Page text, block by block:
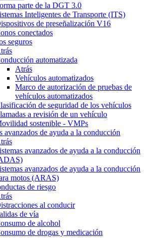
parte de la DGT 3.0
Inteligentes de Transporte (ITS)
de preseñalización V16
conectados
seguros
automatizada
Atrás
Vehículos automatizados
Marco de autorización de pruebas de
vehículos automatizados
de seguridad de los vehículos
a revisión de un vehículo
sostenible - VMPs
avanzados de ayuda a la conducción
avanzados de ayuda a la conducción
avanzados de ayuda a la conducción
motos (ARAS)
de riesgo
al conducir
de vía
de alcohol
de drogas y medicación